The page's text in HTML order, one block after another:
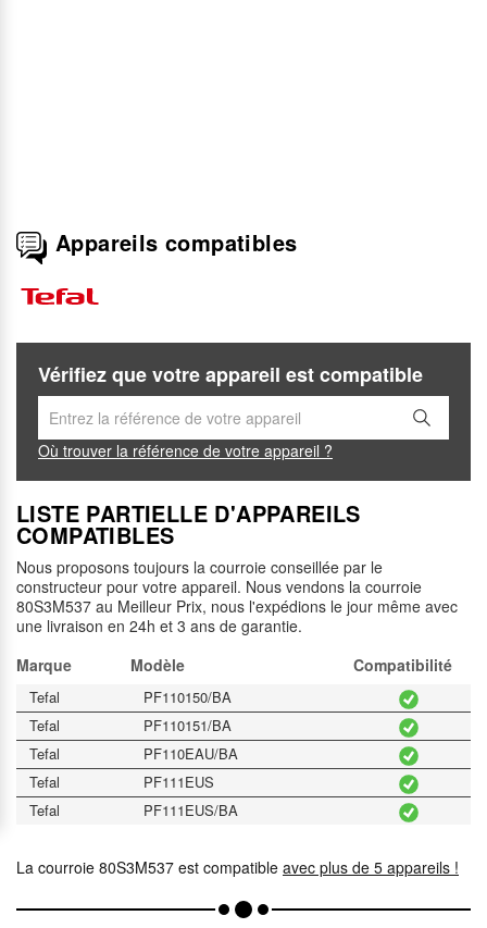
Appareils compatibles
Vérifiez que votre appareil est compatible
Où trouver la référence de votre appareil ?
LISTE PARTIELLE D'APPAREILS
COMPATIBLES
Nous proposons toujours la courroie conseillée par le
constructeur pour votre appareil. Nous vendons la courroie
80S3M537 au Meilleur Prix, nous l'expédions le jour même avec
une livraison en 24h et 3 ans de garantie.
Marque
Modèle Compatibilité
Tefal
PF110150/BA
Tefal
PF110151/BA
Tefal
PF110EAU/BA
Tefal
PF111EUS
Tefal
PF111EUS/BA
La courroie 80S3M537 est compatible avec plus de 5 appareils !